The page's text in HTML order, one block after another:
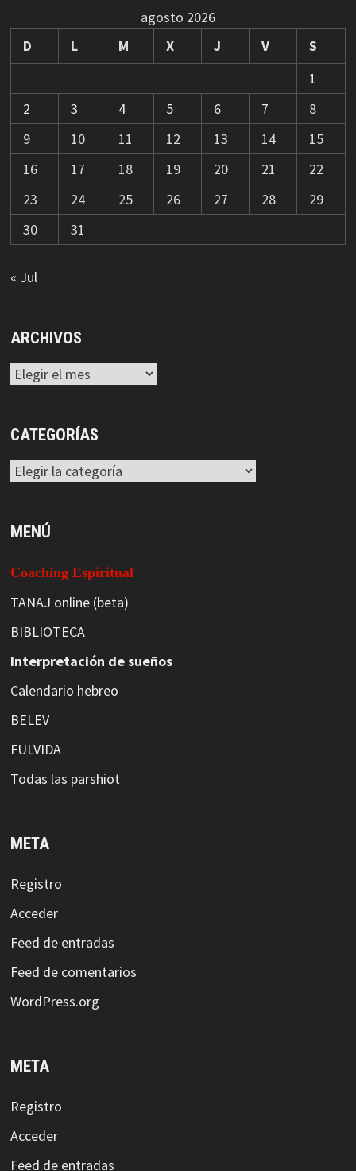
agosto 2026
D
L M X J V
S
1
2
3 4 5 6 7
8
9
10 11 12 13 14
15
16
17 18 19 20 21
22
23
24 25 26 27 28
29
30
31
« Jul
ARCHIVOS
Archivos
CATEGORÍAS
Categorías
MENÚ
Coaching Espiritual
TANAJ online (beta)
BIBLIOTECA
Interpretación de sueños
Calendario hebreo
BELEV
FULVIDA
Todas las parshiot
META
Registro
Acceder
Feed de entradas
Feed de comentarios
WordPress.org
META
Registro
Acceder
Feed de entradas